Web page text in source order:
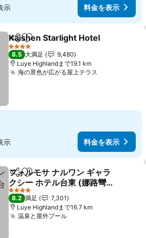
示 料金を表示
シェアお気に入りに追加
Kaishen Starlight Hotel
4 ホテルのランク
8.5 大満足
9,480
Luye Highlandまで19.1 km
海の景色が広がる屋上テラス
示 料金を表示
シェアお気に入りに追加
フォルモサ ナルワン ギャラ
クシー ホテル台東 (娜路彎
銀河酒店)
料金を表示
4 ホテルのランク
8.2 満足
7,301
Luye Highlandまで16.7 km
温泉と屋外プール料金を表示